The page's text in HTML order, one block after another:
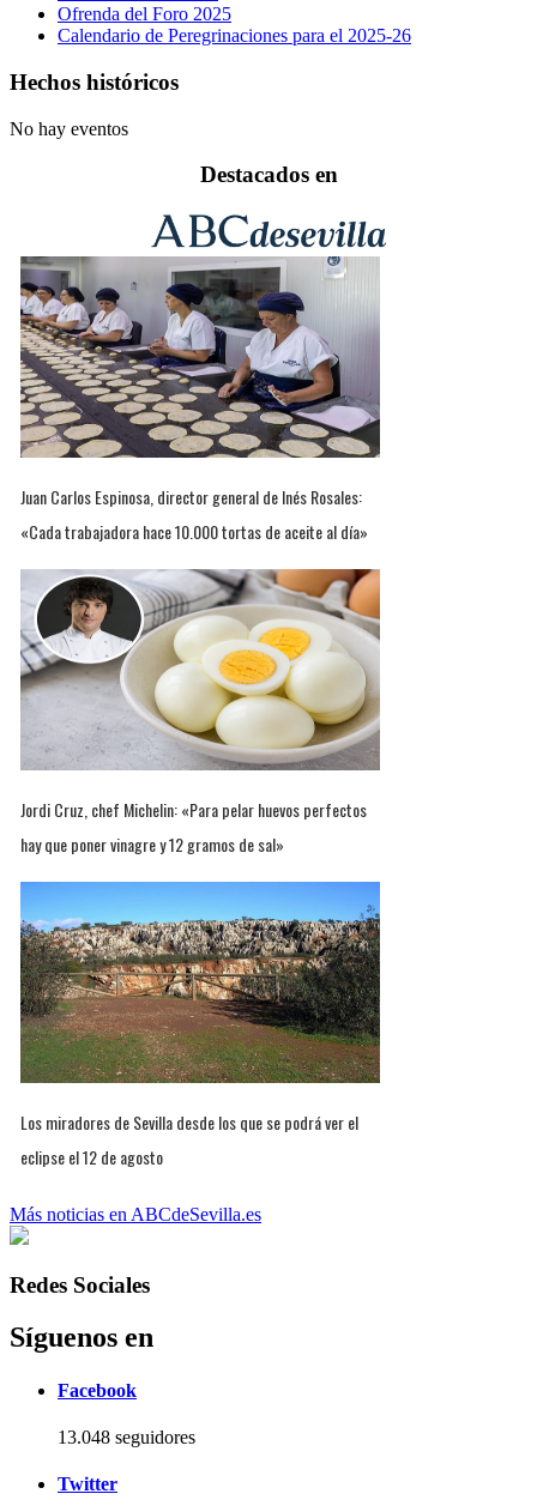
Ofrenda del Foro 2025
Calendario de Peregrinaciones para el 2025-26
Hechos históricos
No hay eventos
Destacados en
Juan Carlos Espinosa, director general de Inés Rosales:
«Cada trabajadora hace 10.000 tortas de aceite al día»
Jordi Cruz, chef Michelin: «Para pelar huevos perfectos
hay que poner vinagre y 12 gramos de sal»
Los miradores de Sevilla desde los que se podrá ver el
eclipse el 12 de agosto
Más noticias en ABCdeSevilla.es
Redes Sociales
Síguenos en
Facebook
13.048 seguidores
Twitter